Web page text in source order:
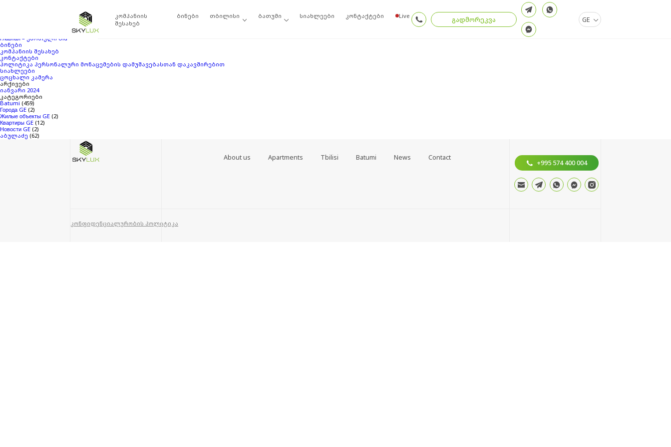
კომპანიის
შესახებ
ბინები თბილისი ბათუმი სიახლეები კონტაქტები Live გადმორეკვა GE
ბლოგის არქივში‘14829886’
. თუ ვერაფერი ვერ მოიძიეთ ძებნის შედეგებში, შეგიძლიათ სცადოთ ამ ბმულთაგან ერთ-ერთი.
Главная – ქართული old
ბინები
კომპანიის შესახებ
კონტაქტები
პოლიტიკა პერსონალური მონაცემების დამუშავებასთან დაკავშირებით
სიახლეები
ცოცხალი კამერა
არქივები
იანვარი 2024
კატეგორიები
Batumi (459)
Города GE (2)
Жилые объекты GE (2)
Квартиры GE (12)
Новости GE (2)
აბულაძე (62)
About us Apartments Tbilisi Batumi News Contact
+995 574 400 004
კონფიდენციალურობის პოლიტიკა